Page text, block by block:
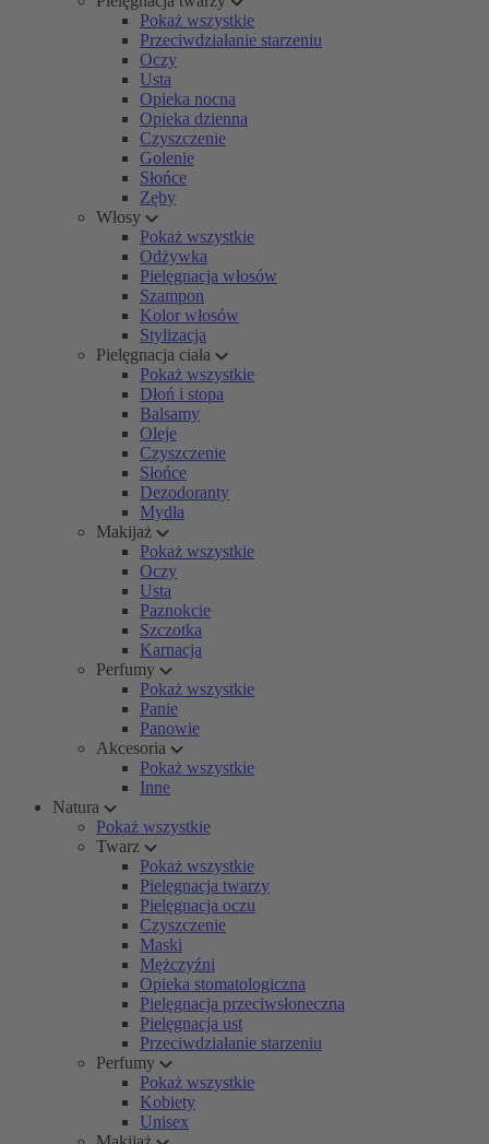
Pokaż wszystkie
Przeciwdziałanie starzeniu
Oczy
Usta
Opieka nocna
Opieka dzienna
Czyszczenie
Golenie
Słońce
Zęby
Włosy
Pokaż wszystkie
Odżywka
Pielęgnacja włosów
Szampon
Kolor włosów
Stylizacja
Pielęgnacja ciała
Pokaż wszystkie
Dłoń i stopa
Balsamy
Oleje
Czyszczenie
Słońce
Dezodoranty
Mydła
Makijaż
Pokaż wszystkie
Oczy
Usta
Paznokcie
Szczotka
Karnacja
Perfumy
Pokaż wszystkie
Panie
Panowie
Akcesoria
Pokaż wszystkie
Inne
Natura
Pokaż wszystkie
Twarz
Pokaż wszystkie
Pielęgnacja twarzy
Pielęgnacja oczu
Czyszczenie
Maski
Mężczyźni
Opieka stomatologiczna
Pielęgnacja przeciwsłoneczna
Pielęgnacja ust
Przeciwdziałanie starzeniu
Perfumy
Pokaż wszystkie
Kobiety
Unisex